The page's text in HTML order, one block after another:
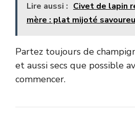
Lire aussi : Civet de lapin
mère : plat mijoté
Partez toujours de
et aussi secs que possible
commencer.